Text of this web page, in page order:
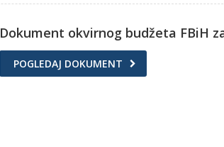
Dokument okvirnog budžeta FBiH
POGLEDAJ DOKUMENT